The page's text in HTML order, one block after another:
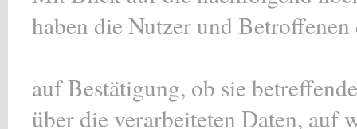
haben die Nutzer und Betroffenen
auf Bestätigung, ob sie
über die verarbeiteten Daten, auf